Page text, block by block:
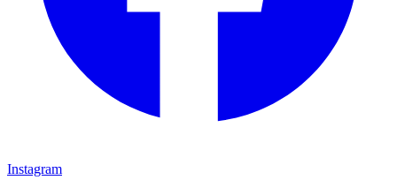
Instagram